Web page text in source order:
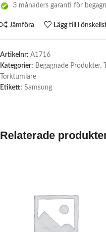
3 månaders garanti för
Jämföra Lägg till i
Artikelnr: A1716
Kategorier: Begagnade Produkter,
Torktumlare
Etikett: Samsung
Relaterade